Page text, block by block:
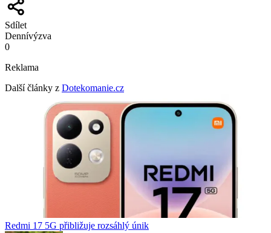
Sdílet
Dennívýzva
0
Reklama
Další články z Dotekomanie.cz
Redmi 17 5G přibližuje rozsáhlý únik